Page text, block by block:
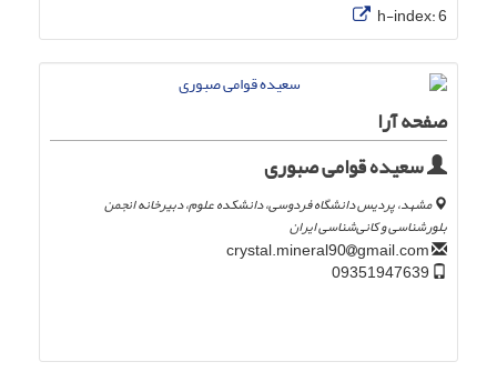
h-index:6
صفحه آرا
سعیده قوامی صبوری
مشهد، پردیس دانشگاه فردوسی، دانشکده علوم، دبیرخانه‌ انجمن
‌بلورشناسی‌ و کانی‌شناسی‌ ایران
gmail.com